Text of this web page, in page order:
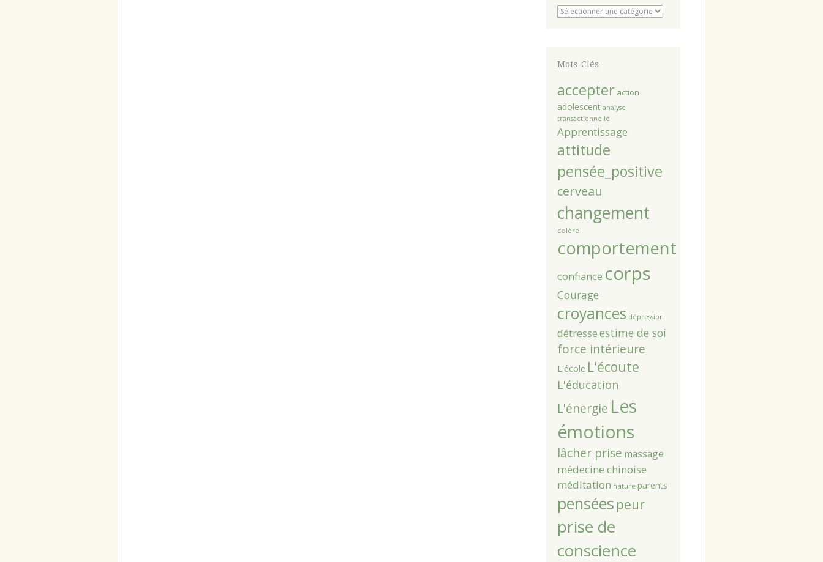
Catégories
Mots-Clés
accepter action
adolescent analyse
transactionnelle
Apprentissage
attitude
pensée_positive
cerveau
changement
colère
comportement
confiance corps
Courage
croyances dépression
détresseestime de soi
force intérieure
L'école L'écoute
L'éducation
L'énergie Les
émotions
lâcher prise massage
médecine chinoise
méditation nature parents
pensées peur
prise de
conscience